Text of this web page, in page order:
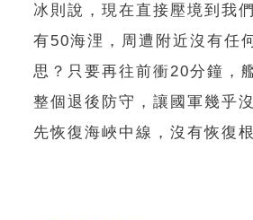
冰則說，現在直接壓境到我
有50海浬，周遭附近沒有任
思？只要再往前衝20分鐘，
整個退後防守，讓國軍幾乎
先恢復海峽中線，沒有恢復